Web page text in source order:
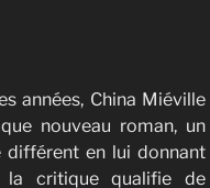
années, China Miéville
nouveau roman, un
différent en lui donnant
critique qualifie de